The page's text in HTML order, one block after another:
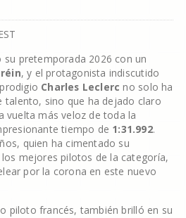
su pretemporada 2026 con un
, y el protagonista indiscutido
Charles Leclerc no solo ha
talento, sino que ha dejado claro
vuelta más veloz de toda la
tiempo de 1:31.992.
quien ha cimentado su
mejores pilotos de la categoría,
por la corona en este nuevo
piloto francés, también brilló en su